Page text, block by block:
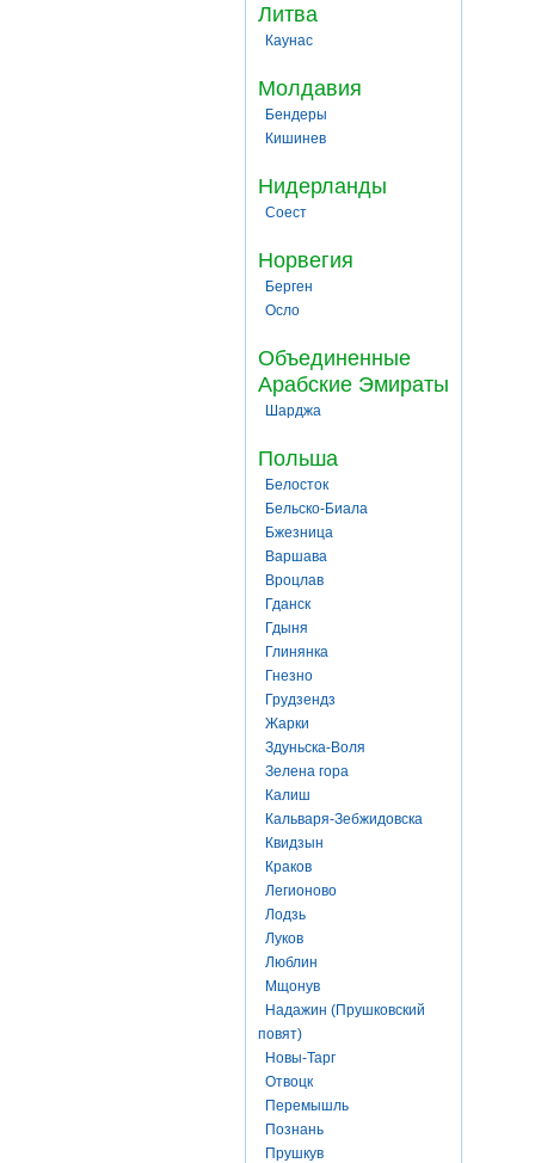
Литва
Каунас
Молдавия
Бендеры
Кишинев
Нидерланды
Соест
Норвегия
Берген
Осло
Объединенные
Арабские Эмираты
Шарджа
Польша
Белосток
Бельско-Биала
Бжезница
Варшава
Вроцлав
Гданск
Гдыня
Глинянка
Гнезно
Грудзендз
Жарки
Здуньска-Воля
Зелена гора
Калиш
Кальваря-Зебжидовска
Квидзын
Краков
Легионово
Лодзь
Луков
Люблин
Мщонув
Надажин (Прушковский
повят)
Новы-Тарг
Отвоцк
Перемышль
Познань
Прушкув